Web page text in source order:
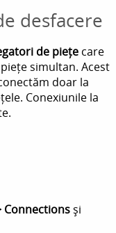
desfacere
de piețe care
simultan. Acest
doar la
Conexiunile la
Connectionsși